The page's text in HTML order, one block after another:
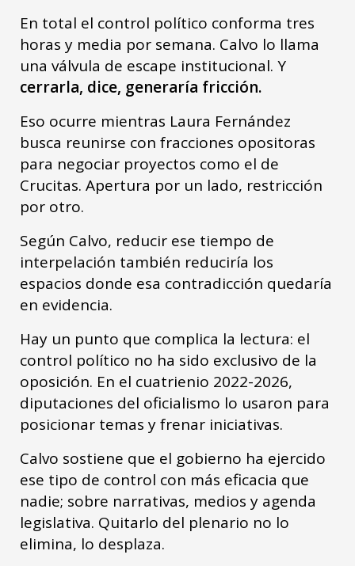
En total el control político conforma tres
horas y media por semana. Calvo lo llama
una válvula de escape institucional. Y
cerrarla, dice, generaría fricción.
Eso ocurre mientras Laura Fernández
busca reunirse con fracciones opositoras
para negociar proyectos como el de
Crucitas. Apertura por un lado, restricción
por otro.
Según Calvo, reducir ese tiempo de
interpelación también reduciría los
espacios donde esa contradicción quedaría
en evidencia.
Hay un punto que complica la lectura: el
control político no ha sido exclusivo de la
oposición. En el cuatrienio 2022-2026,
diputaciones del oficialismo lo usaron para
posicionar temas y frenar iniciativas.
Calvo sostiene que el gobierno ha ejercido
ese tipo de control con más eficacia que
nadie; sobre narrativas, medios y agenda
legislativa. Quitarlo del plenario no lo
elimina, lo desplaza.